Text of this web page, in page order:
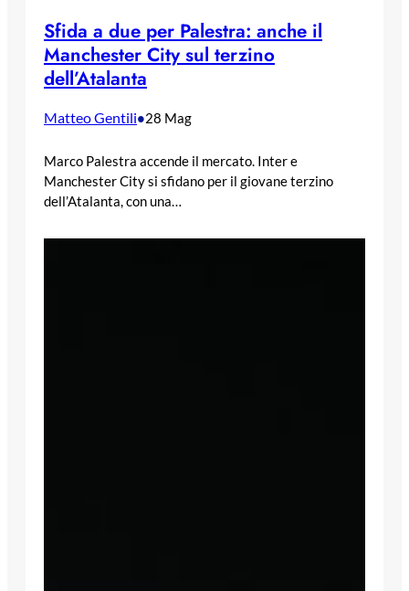
Sfida a due per Palestra: anche il
Manchester City sul terzino
dell’Atalanta
Matteo Gentili•28 Mag
Marco Palestra accende il mercato. Inter e
Manchester City si sfidano per il giovane terzino
dell’Atalanta, con una…